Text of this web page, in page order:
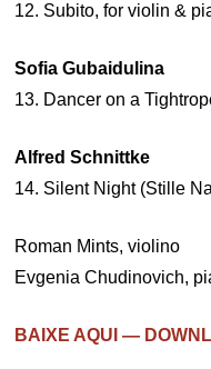
12. Subito, for violin &
Sofia Gubaidulina
13. Dancer on a
Alfred Schnittke
14. Silent Night (Stille
Roman Mints, violino
Evgenia Chudinovich,
BAIXE AQUI —